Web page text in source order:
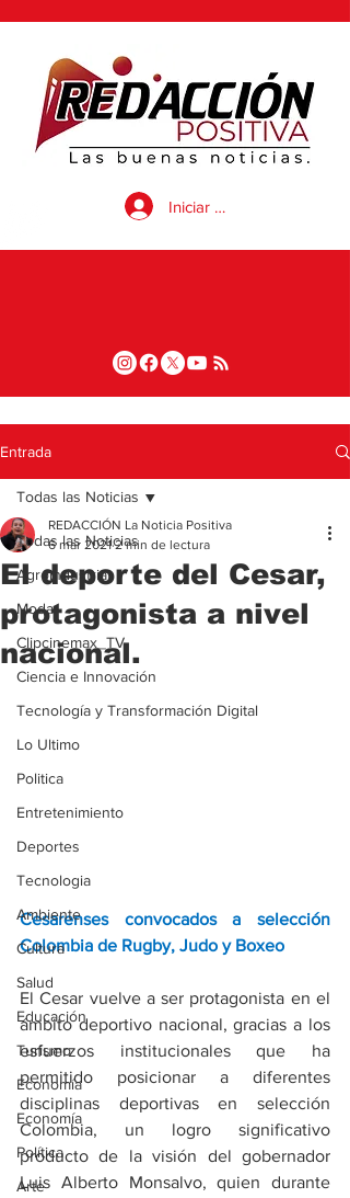
Iniciar sesión
Entrada
Todas las Noticias
Agroindustria
Moda
Clipcinemax_TV
Ciencia e Innovación
Tecnología y Transformación Digital
Lo Ultimo
Politica
Entretenimiento
Deportes
Tecnologia
Ambiente
Cultura
Salud
Educación
Turismo
Economía
Economía
Política
Arte
Todas las Noticias
El deporte del Cesar,
protagonista a nivel
nacional.
REDACCIÓN La Noticia Positiva
6 mar 2021 2 min de lectura
Cesarenses convocados a selección
Colombia de Rugby, Judo y Boxeo
El Cesar vuelve a ser protagonista en el
ámbito deportivo nacional, gracias a los
esfuerzos institucionales que ha
permitido posicionar a diferentes
disciplinas deportivas en selección
Colombia, un logro significativo
producto de la visión del gobernador
Luis Alberto Monsalvo, quien durante